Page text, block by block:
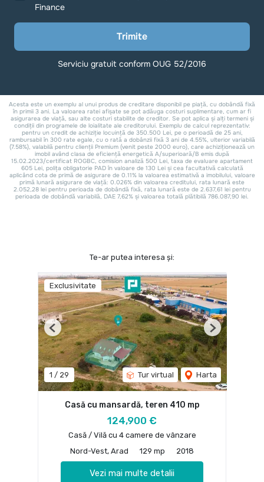
Te-ar putea interesa și:
Exclusivitate
1 / 29 Tur virtual Harta
Previous Next
Casă cu mansardă, teren 410 mp
124,900 €
Casă / Vilă cu 4 camere de vânzare
Nord-Vest, Arad
129 mp 2018
Vezi mai multe detalii